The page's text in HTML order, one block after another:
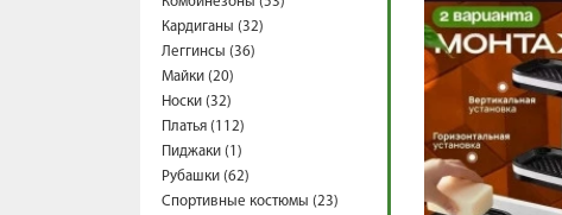
Кардиганы (32)
Леггинсы (36)
Майки (20)
Носки (32)
Платья (112)
Пиджаки (1)
Рубашки (62)
Спортивные костюмы (23)